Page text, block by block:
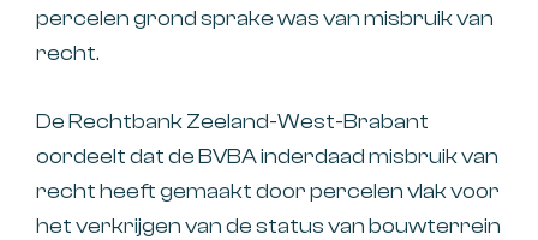
percelen grond sprake was van misbruik van
recht.
De Rechtbank Zeeland-West-Brabant
oordeelt dat de BVBA inderdaad misbruik van
recht heeft gemaakt door percelen vlak voor
het verkrijgen van de status van bouwterrein